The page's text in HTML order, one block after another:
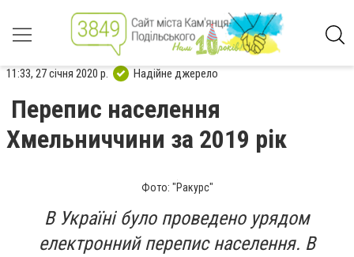
11:33, 27 січня 2020 р. Надійне джерело
Перепис населення
Хмельниччини за 2019 рік
Фото: "Ракурс"
В Україні було проведено урядом
електронний перепис населення. В